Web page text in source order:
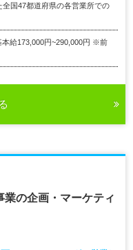
国47都道府県の各営業所での
給173,000円~290,000円 ※前
の企画・マーケティ